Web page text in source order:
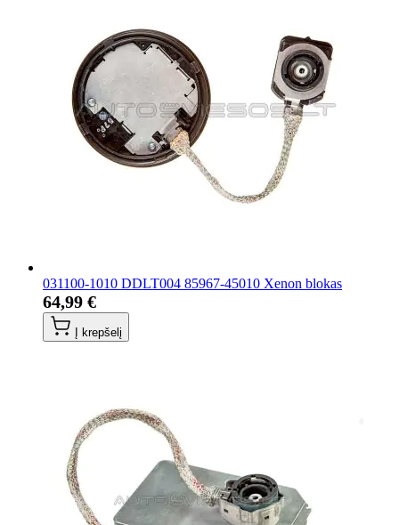
031100-1010 DDLT004 85967-45010 Xenon blokas
64,99 €
Į krepšelį